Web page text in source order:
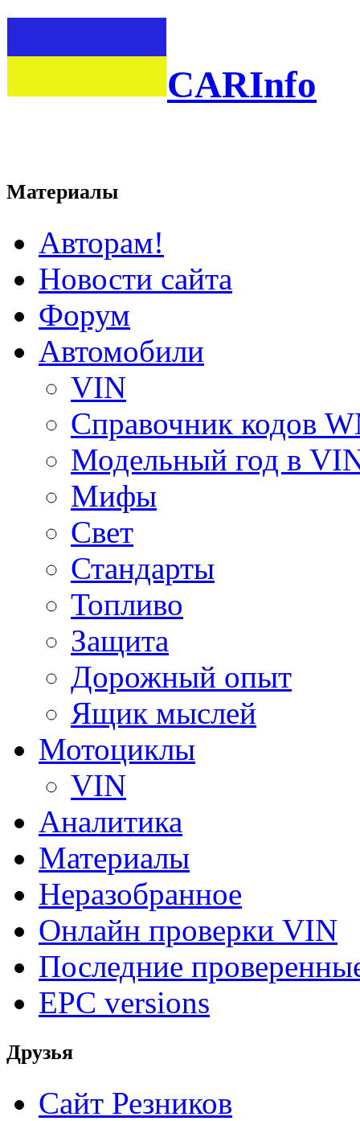
CARInfo
Материалы
Авторам!
Новости сайта
Форум
Автомобили
VIN
Справочник кодов
Модельный год в
Мифы
Свет
Стандарты
Топливо
Защита
Дорожный опыт
Ящик мыслей
Мотоциклы
VIN
Аналитика
Материалы
Неразобранное
Онлайн проверки VIN
Последние
EPC versions
Друзья
Сайт Резников